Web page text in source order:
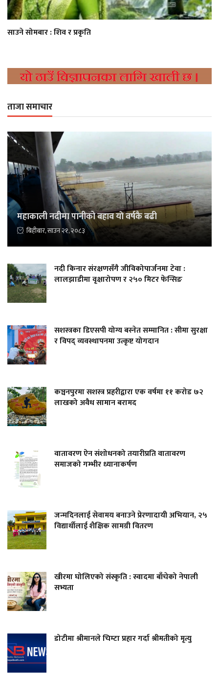
साउने सोमबार : शिव र प्रकृति
ताजा समाचार
महाकाली नदीमा पानीको बहाव याे वर्षकै बढी
बिहीबार, साउन २१, २०८३
नदी किनार संरक्षणसँगै जीविकोपार्जनमा टेवा :
लालझाडीमा वृक्षारोपण र २५० मिटर फेन्सिङ
सशस्त्रका डिएसपी योग्य बस्नेत सम्मानित : सीमा सुरक्षा
र विपद् व्यवस्थापनमा उत्कृष्ट योगदान
कञ्चनपुरमा सशस्त्र प्रहरीद्वारा एक वर्षमा ११ करोड ७२
लाखको अवैध सामान बरामद
वातावरण ऐन संशोधनको तयारीप्रति वातावरण
समाजको गम्भीर ध्यानाकर्षण
जन्मदिनलाई सेवामय बनाउने प्रेरणादायी अभियान, २५
विद्यार्थीलाई शैक्षिक सामग्री वितरण
खीरमा घोलिएको संस्कृति : स्वादमा बाँचेको नेपाली
सभ्यता
डोटीमा श्रीमानले चिम्टा प्रहार गर्दा श्रीमतीको मृत्यु